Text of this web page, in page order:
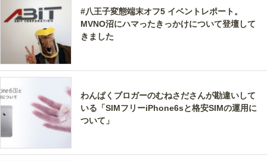
#八王子変態端末オフ5 イベントレポート。
MVNO沼にハマったきっかけについて登壇して
きました
わんぱくブロガーのむねさださんが勘違いして
いる「SIMフリーiPhone6sと格安SIMの運用に
ついて」